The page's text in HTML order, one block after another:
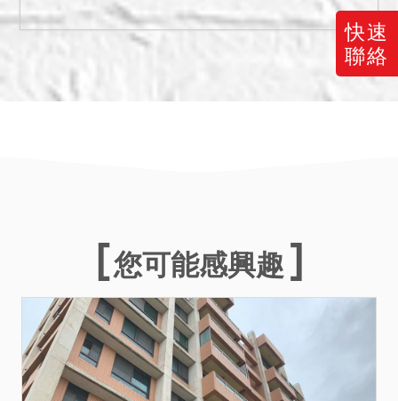
快速
聯絡
在本件拍賣標的之範圍，拍
定後應返還予動產所有權
人，如無人接受返還時，應
將動產暫付拍定人保管，以
為後續之遺留物處理程序，
二、拍賣最低價額合計新台
幣：29,552,000元，以總價
最高者得標。
三、保證金新台幣：
5,911,000元。
四、本件為變價分割共有物
拍賣程序，依民法第824條
您可能感興趣